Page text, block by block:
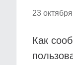
23
Как